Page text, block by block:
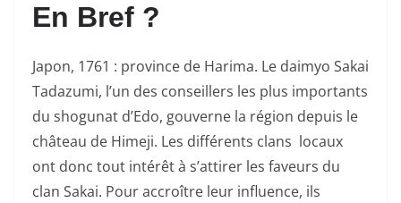
En Bref ?
Japon, 1761 : province de Harima. Le daimyo Sakai
Tadazumi, l’un des conseillers les plus importants
du shogunat d’Edo, gouverne la région depuis le
château de Himeji. Les différents clans locaux
ont donc tout intérêt à s’attirer les faveurs du
clan Sakai. Pour accroître leur influence, ils